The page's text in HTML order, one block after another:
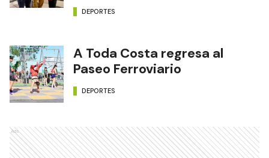
DEPORTES
A Toda Costa regresa al
Paseo Ferroviario
DEPORTES
Ads